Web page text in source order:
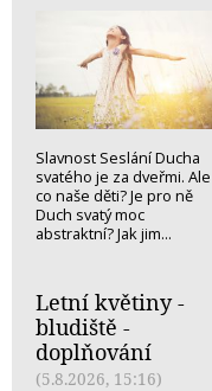
Slavnost Seslání Ducha
svatého je za dveřmi. Ale
co naše děti? Je pro ně
Duch svatý moc
abstraktní? Jak jim...
Letní květiny -
bludiště -
doplňování
(5.8.2026, 15:16)